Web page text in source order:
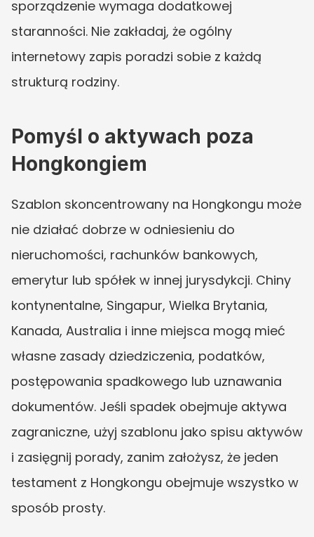
sporządzenie wymaga dodatkowej
staranności. Nie zakładaj, że ogólny
internetowy zapis poradzi sobie z każdą
strukturą rodziny.
Pomyśl o aktywach poza
Hongkongiem
Szablon skoncentrowany na Hongkongu może
nie działać dobrze w odniesieniu do
nieruchomości, rachunków bankowych,
emerytur lub spółek w innej jurysdykcji. Chiny
kontynentalne, Singapur, Wielka Brytania,
Kanada, Australia i inne miejsca mogą mieć
własne zasady dziedziczenia, podatków,
postępowania spadkowego lub uznawania
dokumentów. Jeśli spadek obejmuje aktywa
zagraniczne, użyj szablonu jako spisu aktywów
i zasięgnij porady, zanim założysz, że jeden
testament z Hongkongu obejmuje wszystko w
sposób prosty.